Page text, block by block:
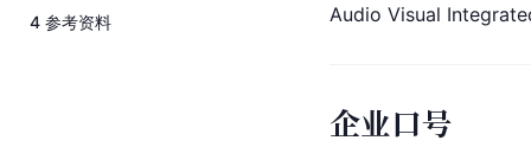
4 参考资料
Audio Visual
企业口号